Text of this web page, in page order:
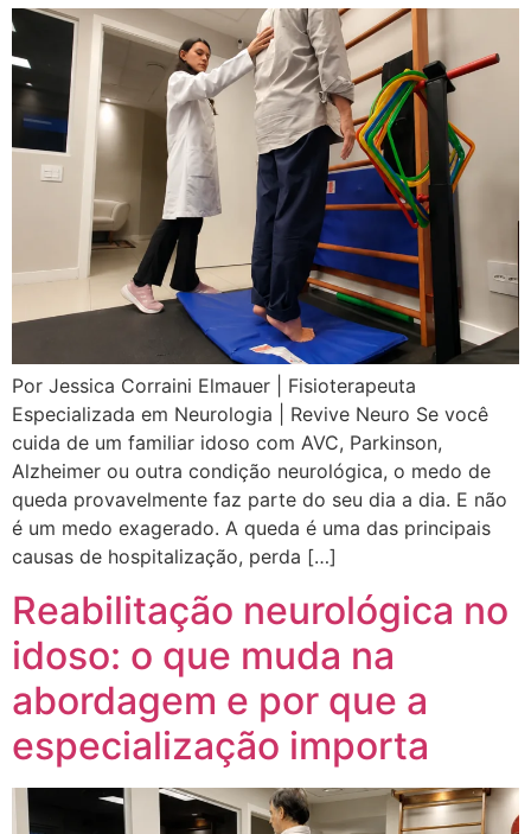
Por Jessica Corraini Elmauer | Fisioterapeuta
Especializada em Neurologia | Revive Neuro Se você
cuida de um familiar idoso com AVC, Parkinson,
Alzheimer ou outra condição neurológica, o medo de
queda provavelmente faz parte do seu dia a dia. E não
é um medo exagerado. A queda é uma das principais
causas de hospitalização, perda […]
Reabilitação neurológica no
idoso: o que muda na
abordagem e por que a
especialização importa